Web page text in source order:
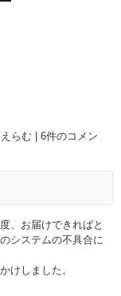
らむ
6件のコメン
、お届けできればと
システムの不具合に
けしました。